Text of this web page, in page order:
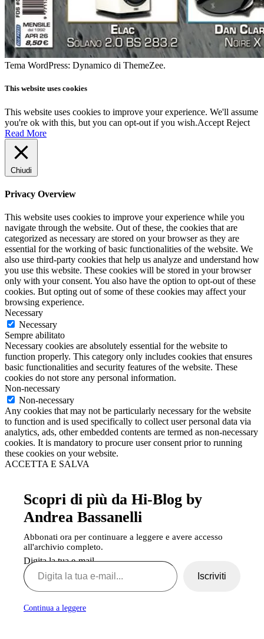
Tema WordPress: Dynamico di ThemeZee.
This website uses cookies
This website uses cookies to improve your experience. We'll assume
you're ok with this, but you can opt-out if you wish.Accept Reject
Read More
Chiudi
Privacy Overview
This website uses cookies to improve your experience while you
navigate through the website. Out of these, the cookies that are
categorized as necessary are stored on your browser as they are
essential for the working of basic functionalities of the website. We
also use third-party cookies that help us analyze and understand how
you use this website. These cookies will be stored in your browser
only with your consent. You also have the option to opt-out of these
cookies. But opting out of some of these cookies may affect your
browsing experience.
Necessary
Necessary
Sempre abilitato
Necessary cookies are absolutely essential for the website to
function properly. This category only includes cookies that ensures
basic functionalities and security features of the website. These
cookies do not store any personal information.
Non-necessary
Non-necessary
Any cookies that may not be particularly necessary for the website
to function and is used specifically to collect user personal data via
analytics, ads, other embedded contents are termed as non-necessary
cookies. It is mandatory to procure user consent prior to running
these cookies on your website.
ACCETTA E SALVA
Scopri di più da Hi-Blog by
Andrea Bassanelli
Abbonati ora per continuare a leggere e avere accesso
all'archivio completo.
Digita la tua e-mail...
Iscriviti
Continua a leggere